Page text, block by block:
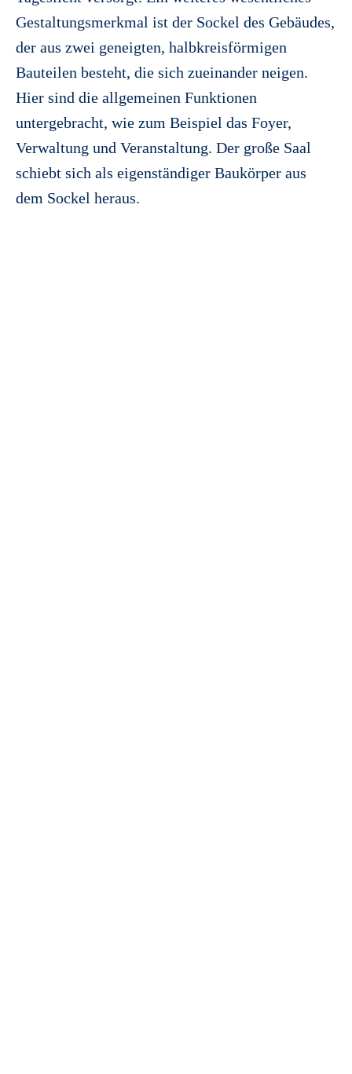
Gestaltungsmerkmal ist der Sockel des Gebäudes,
der aus zwei geneigten, halbkreisförmigen
Bauteilen besteht, die sich zueinander neigen.
Hier sind die allgemeinen Funktionen
untergebracht, wie zum Beispiel das Foyer,
Verwaltung und Veranstaltung. Der große Saal
schiebt sich als eigenständiger Baukörper aus
dem Sockel heraus.